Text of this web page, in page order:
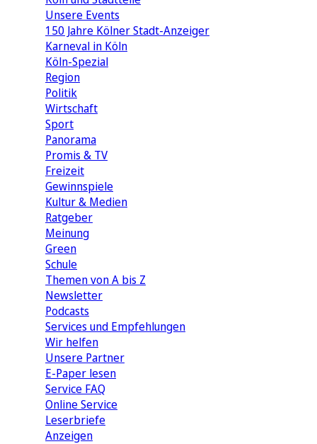
Unsere Events
150 Jahre Kölner Stadt-Anzeiger
Karneval in Köln
Köln-Spezial
Region
Politik
Wirtschaft
Sport
Panorama
Promis & TV
Freizeit
Gewinnspiele
Kultur & Medien
Ratgeber
Meinung
Green
Schule
Themen von A bis Z
Newsletter
Podcasts
Services und Empfehlungen
Wir helfen
Unsere Partner
E-Paper lesen
Service FAQ
Online Service
Leserbriefe
Anzeigen